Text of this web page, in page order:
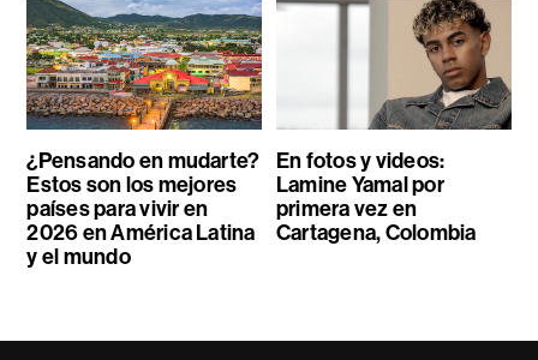
¿Pensando en mudarte?
Estos son los mejores
países para vivir en
2026 en América Latina
y el mundo
En fotos y videos:
Lamine Yamal por
primera vez en
Cartagena, Colombia